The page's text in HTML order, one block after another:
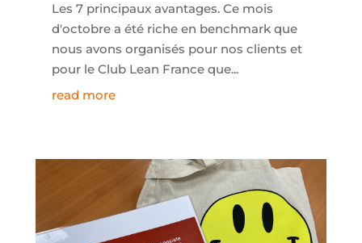
Les 7 principaux avantages. Ce mois
d'octobre a été riche en benchmark que
nous avons organisés pour nos clients et
pour le Club Lean France que...
read more